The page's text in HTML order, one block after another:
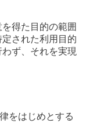
得た目的の範囲
定された利用目的
ず、それを実現
をはじめとする